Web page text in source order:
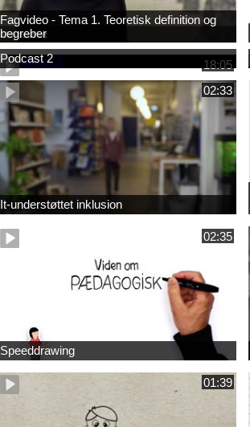
Fagvideo - Tema 1. Teoretisk definition og
begreber
18:05
Podcast 2
02:33
It-understøttet inklusion
02:35
Speeddrawing
01:39